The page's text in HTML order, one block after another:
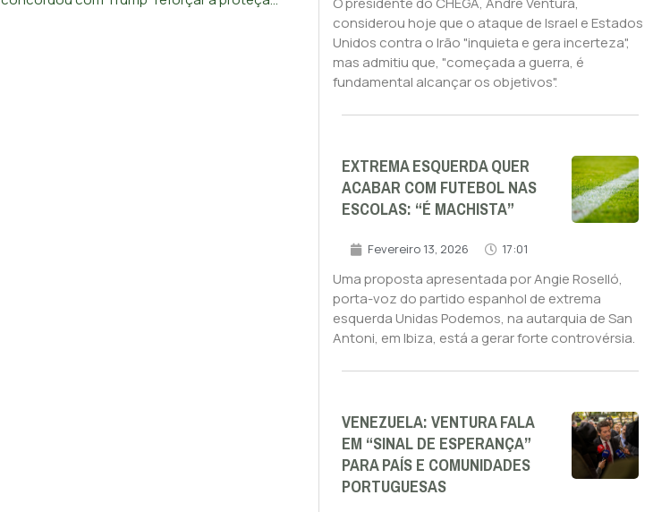
considerou hoje que o ataque de Israel e Estados
Unidos contra o Irão "inquieta e gera incerteza",
mas admitiu que, "começada a guerra, é
fundamental alcançar os objetivos".
EXTREMA ESQUERDA QUER
ACABAR COM FUTEBOL NAS
ESCOLAS: “É MACHISTA”
Fevereiro 13, 2026 17:01
Uma proposta apresentada por Angie Roselló,
porta-voz do partido espanhol de extrema
esquerda Unidas Podemos, na autarquia de San
Antoni, em Ibiza, está a gerar forte controvérsia.
VENEZUELA: VENTURA FALA
EM “SINAL DE ESPERANÇA”
PARA PAÍS E COMUNIDADES
PORTUGUESAS